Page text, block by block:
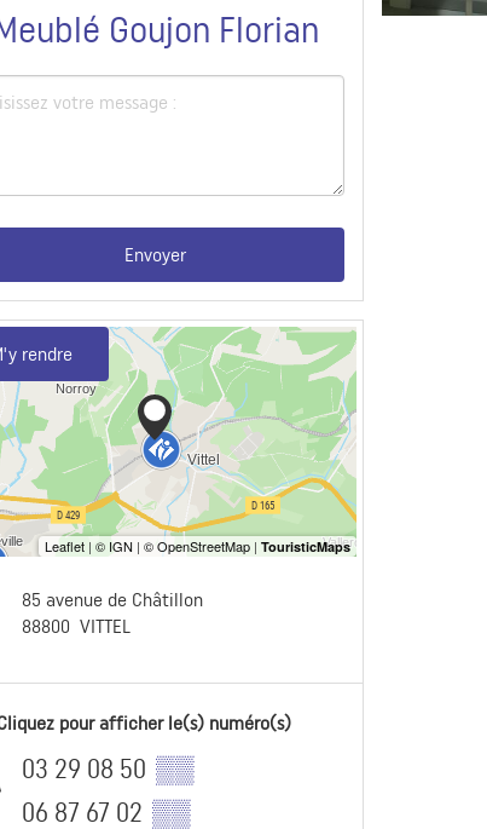
Goujon Florian
Envoyer
rendre
85 avenue de Châtillon
88800 VITTEL
pour afficher le(s) numéro(s)
03 29 08 50 ▒▒
06 87 67 02 ▒▒